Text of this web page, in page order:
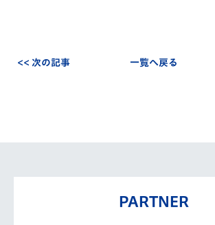
<< 次の記事 一覧へ戻る
PARTNER